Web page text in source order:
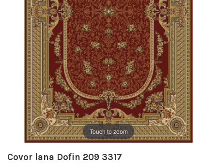
Touch to zoom
Covor lana Dofin 209 3317